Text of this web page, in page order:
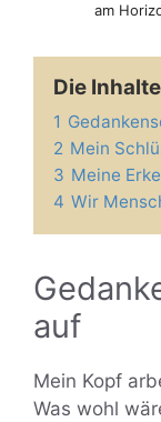
am
Die
1
2 Mein
3 Meine
4 Wir
auf
Mein Kopf
Was wohl